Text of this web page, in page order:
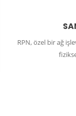
RPN, özel bir ağ